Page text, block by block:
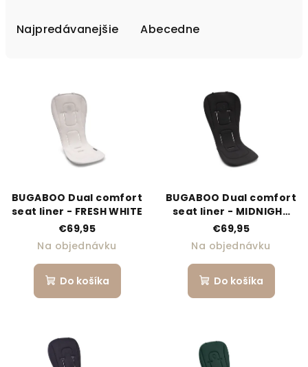
Najpredávanejšie Abecedne
BUGABOO Dual comfort
seat liner - FRESH WHITE
€69,95
Na objednávku
Do košíka
BUGABOO Dual comfort
seat liner - MIDNIGHT
BLACK
€69,95
Na objednávku
Do košíka